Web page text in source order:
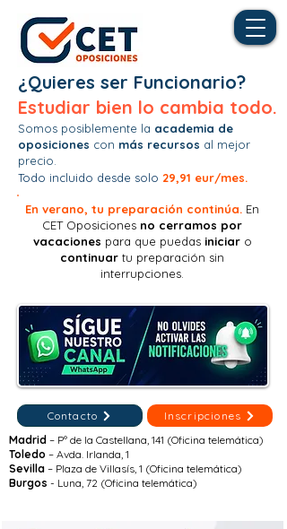
¿Quieres ser Funcionario?
Estudiar bien lo cambia todo.
Somos posiblemente la academia de
oposiciones con más recursos al mejor
precio.
Todo incluido desde solo 29,91 eur/mes.
En verano, tu preparación continúa. En
CET Oposiciones no cerramos por
vacaciones para que puedas iniciar o
continuar tu preparación sin
interrupciones.
Contacto
Inscripciones
Madrid – Pº de la Castellana, 141 (Oficina telemática)
Toledo – Avda. Irlanda, 1
Sevilla – Plaza de Villasís, 1 (Oficina telemática)
Burgos - Luna, 72 (Oficina telemática)